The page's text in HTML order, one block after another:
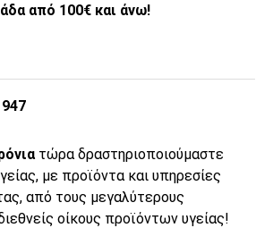
από 100€ και άνω!
τώρα δραστηριοποιούμαστε
με προϊόντα και υπηρεσίες
από τους μεγαλύτερους
οίκους προϊόντων υγείας!